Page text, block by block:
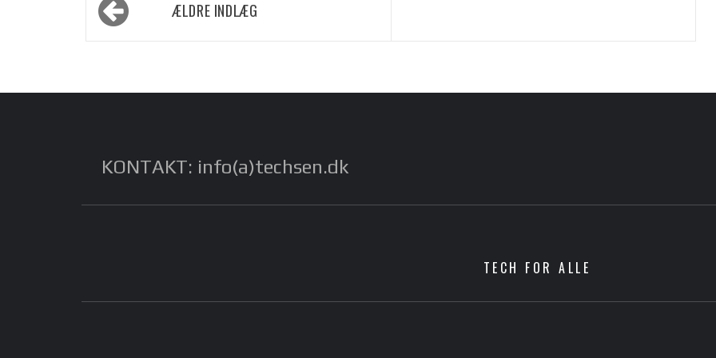
til
ÆLDRE INDLÆG
KONTAKT: info(a)techsen.dk
TECH FOR ALLE